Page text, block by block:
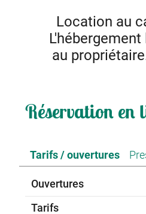
Location au
au
A 15 min à pied du
Nombreuses activités à
Réservation en
Tarifs / ouvertures
Ouvertures
Tarifs